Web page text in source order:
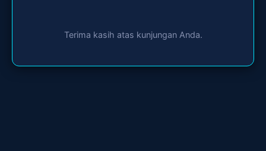
Terima kasih atas kunjungan Anda.